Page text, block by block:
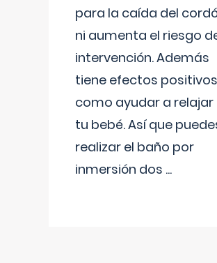
para la caída del
ni aumenta el riesgo
intervención. Además
tiene efectos positivos
como ayudar a relajar
tu bebé. Así que
realizar el baño por
inmersión dos ...